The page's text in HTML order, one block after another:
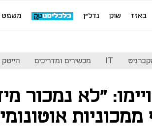
באזז שוק נדל"ן משפט
IT מכשירים ומדריכים הייטק
"לא נמכור